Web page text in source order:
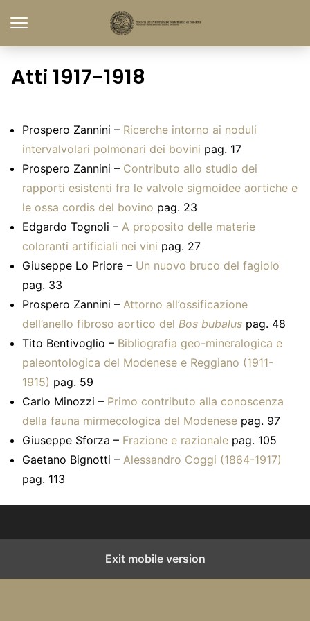
Atti 1917-1918
Prospero Zannini – Ricerche intorno ai noduli
intervalvolari polmonari dei bovini pag. 17
Prospero Zannini – Contributo allo studio dei
rapporti esistenti fra le valvole sigmoidee aortiche e
le ossa cordis del bovino pag. 23
Edgardo Tognoli – A proposito delle materie
coloranti artificiali nei vini pag. 27
Giuseppe Lo Priore – Un nuovo bruco del fagiolo
pag. 33
Prospero Zannini – Attorno all’ossificazione
dell’anello fibroso aortico del Bos bubalus pag. 48
Tito Bentivoglio – Bibliografia geo-mineralogica e
paleontologica del Modenese e Reggiano (1911-
1915) pag. 59
Carlo Minozzi – Primo contributo alla conoscenza
della fauna mirmecologica del Modenese pag. 97
Giuseppe Sforza – Frazione e razionale pag. 105
Gaetano Bignotti – Alessandro Coggi (1864-1917)
pag. 113
Exit mobile version